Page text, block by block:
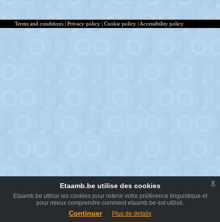
Terms and conditions | Privacy policy | Cookie policy | Accessibility policy
Etaamb.be utilise des cookies
Etaamb.be utilise les cookies pour retenir votre préférence linguistique et
pour mieux comprendre comment etaamb.be est utilisé.
Continuer Plus de details
x